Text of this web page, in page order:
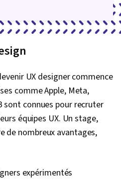
UX designer commence
comme Apple, Meta,
sont connues pour recruter
équipes UX. Un stage,
de nombreux avantages,
expérimentés